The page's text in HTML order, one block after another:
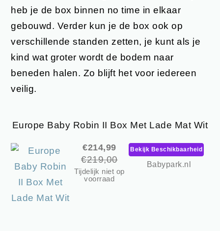
heb je de box binnen no time in elkaar
gebouwd. Verder kun je de box ook op
verschillende standen zetten, je kunt als je
kind wat groter wordt de bodem naar
beneden halen. Zo blijft het voor iedereen
veilig.
Europe Baby Robin II Box Met Lade Mat Wit
€214,99
€219,00
Tijdelijk niet op
voorraad
Bekijk Beschikbaarheid
Babypark.nl